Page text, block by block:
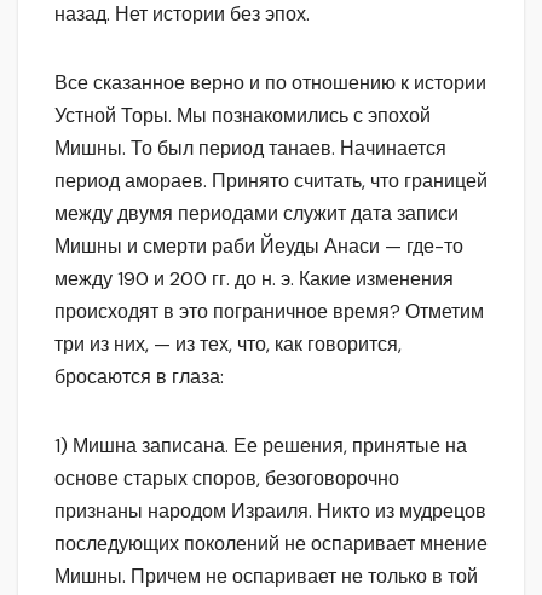
назад. Нет истории без эпох.
Все сказанное верно и по отношению к истории
Устной Торы. Мы познакомились с эпохой
Мишны. То был период танаев. Начинается
период амораев. Принято считать, что границей
между двумя периодами служит дата записи
Мишны и смерти раби Йеуды Анаси — где-то
между 190 и 200 гг. до н. э. Какие изменения
происходят в это пограничное время? Отметим
три из них, — из тех, что, как говорится,
бросаются в глаза:
1) Мишна записана. Ее решения, принятые на
основе старых споров, безоговорочно
признаны народом Израиля. Никто из мудрецов
последующих поколений не оспаривает мнение
Мишны. Причем не оспаривает не только в той